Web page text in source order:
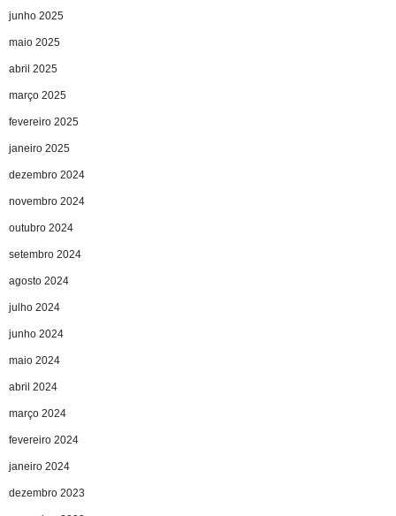
junho 2025
maio 2025
abril 2025
março 2025
fevereiro 2025
janeiro 2025
dezembro 2024
novembro 2024
outubro 2024
setembro 2024
agosto 2024
julho 2024
junho 2024
maio 2024
abril 2024
março 2024
fevereiro 2024
janeiro 2024
dezembro 2023